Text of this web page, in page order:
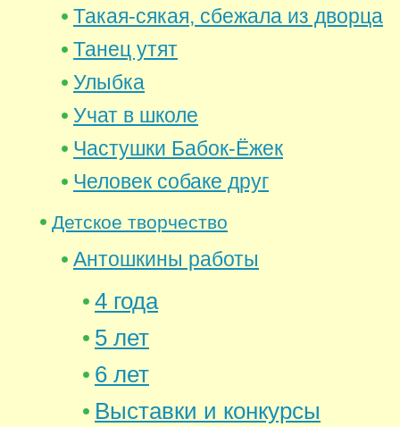
Такая-сякая, сбежала из дворца
Танец утят
Улыбка
Учат в школе
Частушки Бабок-Ёжек
Человек собаке друг
Детское творчество
Антошкины работы
4 года
5 лет
6 лет
Выставки и конкурсы